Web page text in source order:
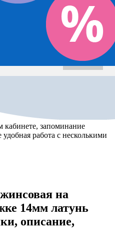
кабинете, запоминание
удобная работа с несколькими
на
14мм латунь
описание,